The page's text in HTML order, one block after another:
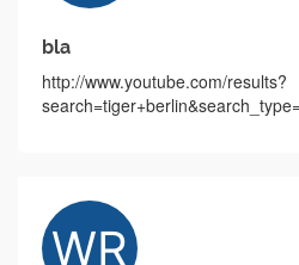
bla
http://www.youtube.com/results?